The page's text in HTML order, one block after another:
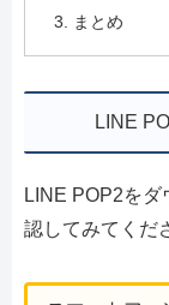
まとめ
LINE
LINE POP2を
認してみてくだ